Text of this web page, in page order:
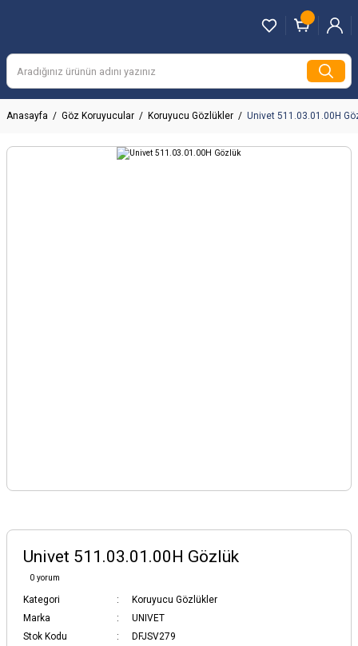
Anasayfa Göz Koruyucular Koruyucu Gözlükler Univet 511.03.01.00H
Univet 511.03.01.00H Gözlük
0 yorum
Kategori
Koruyucu Gözlükler
Marka
UNIVET
Stok Kodu
DFJSV279